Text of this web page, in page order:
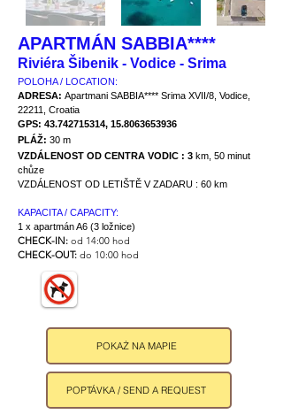
APARTMÁN SABBIA****
Riviéra Šibenik - Vodice - Srima
POLOHA / LOCATION:
ADRESA: Apartmani SABBIA**** Srima XVII/8, Vodice,
22211, Croatia
GPS: 43.742715314, 15.8063653936
PLÁŽ: 30 m
VZDÁLENOST OD CENTRA VODIC : 3 km, 50 minut
chůze
VZDÁLENOST OD LETIŠTĚ V ZADARU : 60 km
KAPACITA / CAPACITY:
1 x apartmán A6 (3 ložnice)
CHECK-IN: od 14:00 hod
CHECK-OUT: do 10:00 hod
POKAŻ NA MAPIE
POPTÁVKA / SEND A REQUEST